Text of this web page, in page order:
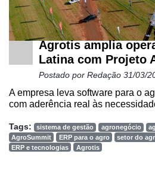
Agrotis amplia
Latina com Projeto
Postado por Redação 31/03/
A empresa leva software para o
com aderência real às
Tags: sistema de gestão agronegócio
AgroSummit
ERP para o agro
setor do
ERP e tecnologias
Agrotis